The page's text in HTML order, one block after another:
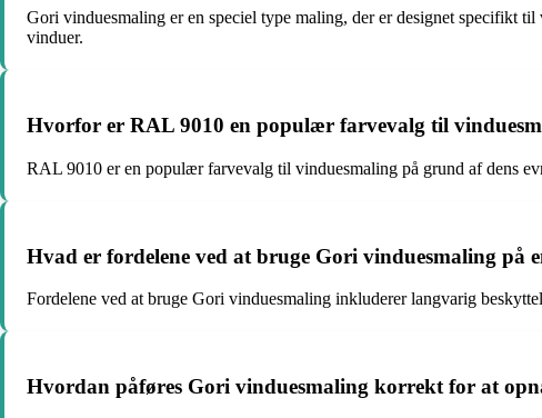
Gori vinduesmaling er en speciel type maling, der er designet specifikt
vinduer.
Hvorfor er RAL 9010 en populær farvevalg til
RAL 9010 er en populær farvevalg til vinduesmaling på grund af dens
Hvad er fordelene ved at bruge Gori vinduesmaling på
Fordelene ved at bruge Gori vinduesmaling inkluderer langvarig
Hvordan påføres Gori vinduesmaling korrekt for at